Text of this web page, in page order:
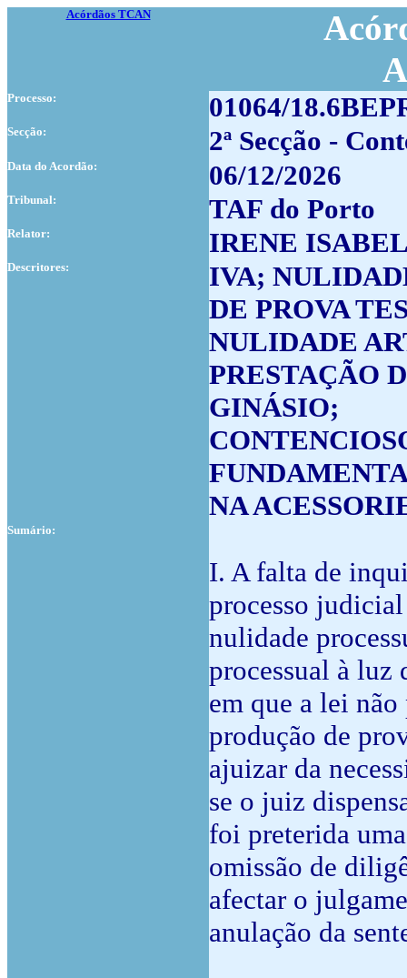
Acórdãos TCAN
Processo: 01064/
Secção: 2ª Secção -
Data do Acordão: 06/12/2026
Tribunal: TAF do Porto
Relator: IRENE
Descritores:
IVA;
DE PROVA
NULIDADE
PRESTAÇÃO
GINÁSIO;
NA
Sumário:
I. A falta de
processo
nulidade
processual à luz
em que a lei não
produção de
ajuizar da
se o juiz
foi preterida
omissão de
afectar o
anulação da